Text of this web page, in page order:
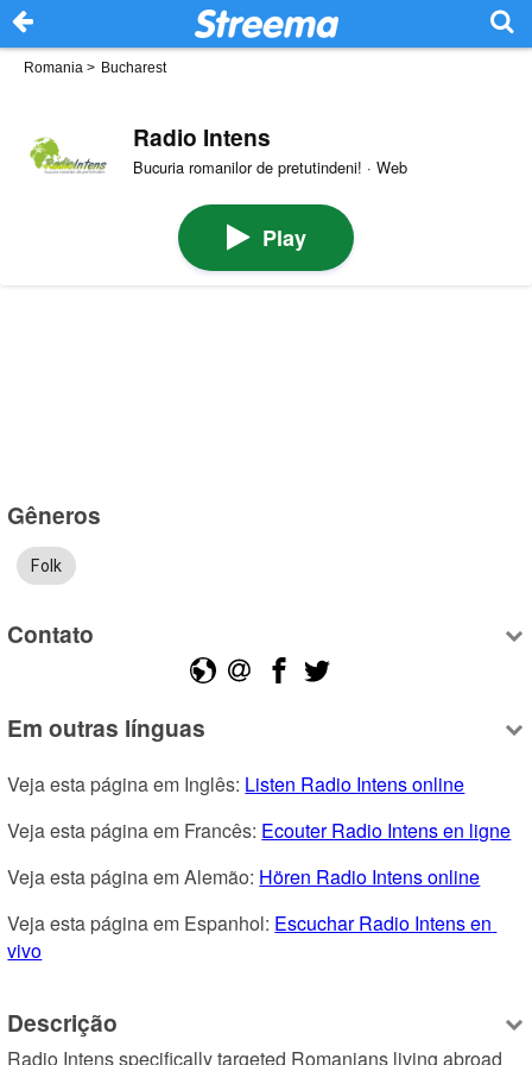
Romania > Bucharest
Radio Intens
Bucuria romanilor de pretutindeni! · Web
Play
Gêneros
Folk
Contato
Em outras línguas
Veja esta página em Inglês: Listen Radio Intens online
Veja esta página em Francês: Ecouter Radio Intens en ligne
Veja esta página em Alemão: Hören Radio Intens online
Veja esta página em Espanhol: Escuchar Radio Intens en
vivo
Descrição
Radio Intens specifically targeted Romanians living abroad